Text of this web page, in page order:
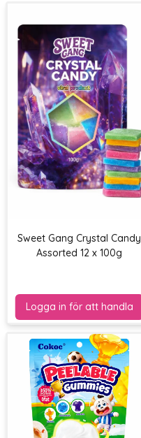
Sweet Gang Crystal Candy
Assorted 12 x 100g